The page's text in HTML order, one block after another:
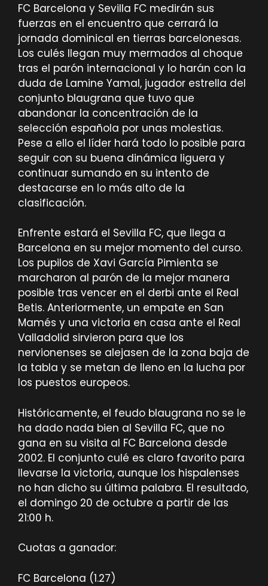
FC Barcelona y Sevilla FC medirán sus
fuerzas en el encuentro que cerrará la
jornada dominical en tierras barcelonesas.
Los culés llegan muy mermados al choque
tras el parón internacional y lo harán con la
duda de Lamine Yamal, jugador estrella del
conjunto blaugrana que tuvo que
abandonar la concentración de la
selección española por unas molestias.
Pese a ello el líder hará todo lo posible para
seguir con su buena dinámica liguera y
continuar sumando en su intento de
destacarse en lo más alto de la
clasificación.
Enfrente estará el Sevilla FC, que llega a
Barcelona en su mejor momento del curso.
Los pupilos de Xavi García Pimienta se
marcharon al parón de la mejor manera
posible tras vencer en el derbi ante el Real
Betis. Anteriormente, un empate en San
Mamés y una victoria en casa ante el Real
Valladolid sirvieron para que los
nervionenses se alejasen de la zona baja de
la tabla y se metan de lleno en la lucha por
los puestos europeos.
Históricamente, el feudo blaugrana no se le
ha dado nada bien al Sevilla FC, que no
gana en su visita al FC Barcelona desde
2002. El conjunto culé es claro favorito para
llevarse la victoria, aunque los hispalenses
no han dicho su última palabra. El resultado,
el domingo 20 de octubre a partir de las
21:00 h.
Cuotas a ganador:
FC Barcelona (1.27)